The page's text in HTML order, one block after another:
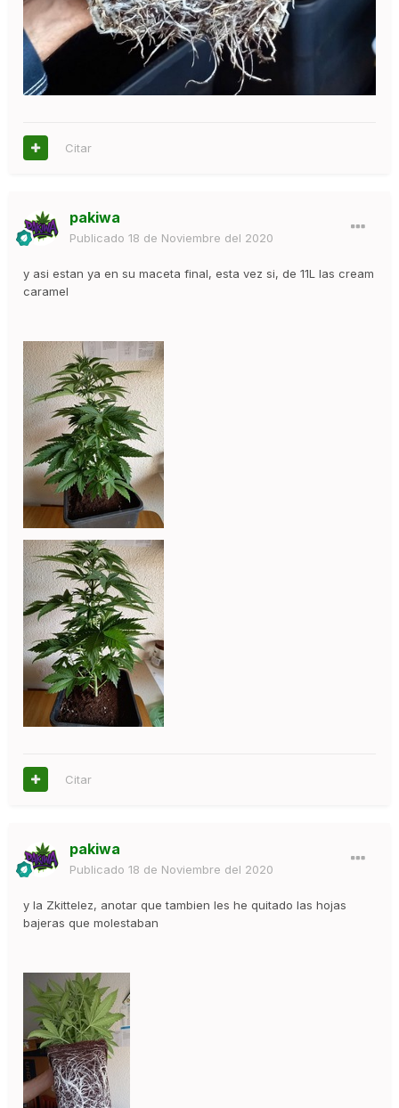
Citar
pakiwa
Publicado 18 de Noviembre del 2020
y asi estan ya en su maceta final, esta vez si, de 11L las cream
caramel
Citar
pakiwa
Publicado 18 de Noviembre del 2020
y la Zkittelez, anotar que tambien les he quitado las hojas
bajeras que molestaban